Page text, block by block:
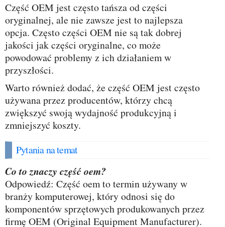
Część OEM jest często tańsza od części
oryginalnej, ale nie zawsze jest to najlepsza
opcja. Często części OEM nie są tak dobrej
jakości jak części oryginalne, co może
powodować problemy z ich działaniem w
przyszłości.
Warto również dodać, że część OEM jest często
używana przez producentów, którzy chcą
zwiększyć swoją wydajność produkcyjną i
zmniejszyć koszty.
Pytania na temat
Co to znaczy część oem?
Odpowiedź: Część oem to termin używany w
branży komputerowej, który odnosi się do
komponentów sprzętowych produkowanych przez
firmę OEM (Original Equipment Manufacturer).